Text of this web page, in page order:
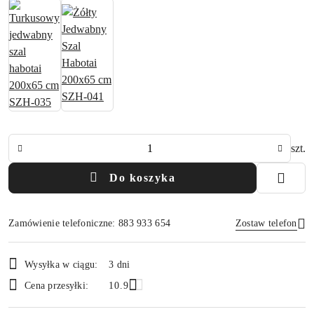
szt.
Do koszyka
Zamówienie telefoniczne: 883 933 654 Zostaw telefon
i
dostawa
Wysyłka w ciągu:
3 dni
Cena przesyłki:
10.9